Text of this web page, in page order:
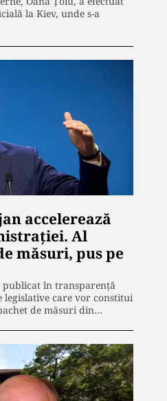
la Kiev, unde s-a
accelerează
Al
măsuri, pus pe
în transparență
care vor constitui
de măsuri din…